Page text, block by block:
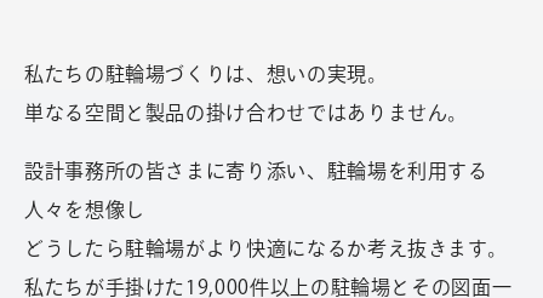
私たちの駐輪場づくりは、想いの実現。
単なる空間と製品の掛け合わせではありません。
設計事務所の皆さまに寄り添い、駐輪場を利用する
人々を想像し
どうしたら駐輪場がより快適になるか考え抜きます。
私たちが手掛けた19,000件以上の駐輪場とその図面一